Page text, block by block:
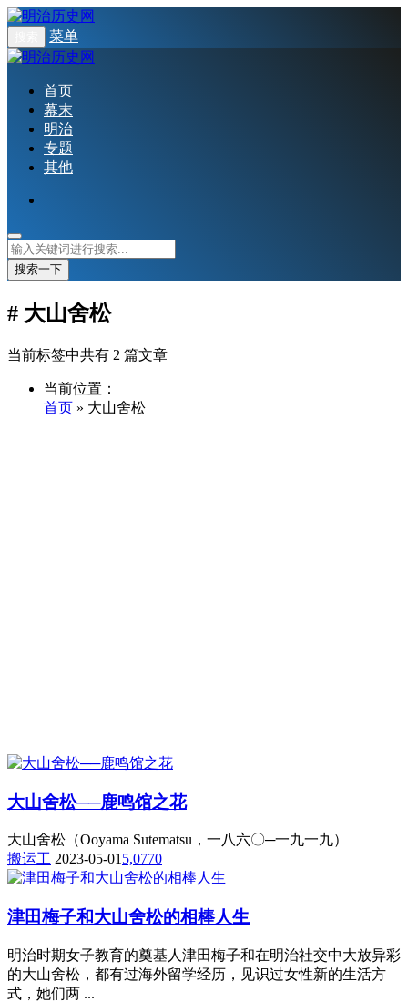
菜单
首页
幕末
明治
专题
其他
搜索一下
# 大山舍松
当前标签中共有 2 篇文章
当前位置：
首页 » 大山舍松
大山舍松──鹿鸣馆之花
大山舍松（Ooyama Sutematsu，一八六〇─一九一九）
搬运工 2023-05-01 5,0770
津田梅子和大山舍松的相棒人生
明治时期女子教育的奠基人津田梅子和在明治社交中大放异彩
的大山舍松，都有过海外留学经历，见识过女性新的生活方
式，她们两 ...